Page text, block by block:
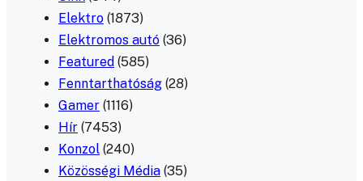
Elektro (1873)
Elektromos autó (36)
Featured (585)
Fenntarthatóság (28)
Gamer (1116)
Hír (7453)
Konzol (240)
Közösségi Média (35)